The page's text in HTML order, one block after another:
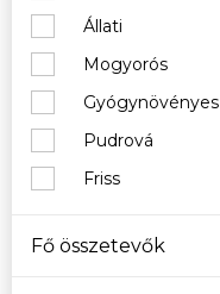
Állati
Mogyorós
Gyógynövényes
Pudrová
Friss
Fő összetevők